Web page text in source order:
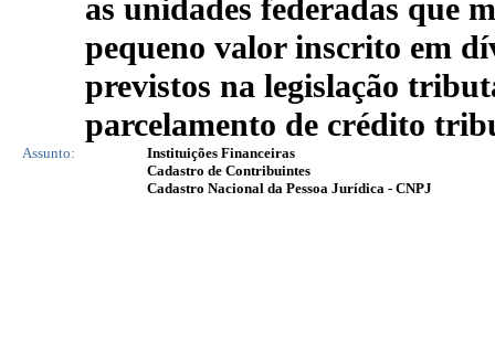
as unidades federadas que
pequeno valor inscrito em
previstos na legislação
parcelamento de crédito
Assunto:
Instituições Financeiras
Cadastro de Contribuintes
Cadastro Nacional da Pessoa Jurídica - CNPJ